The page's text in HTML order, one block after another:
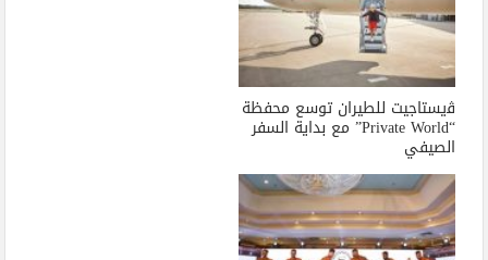
ﭬيستاجيت للطيران توسع محفظة
“Private World” مع بداية السفر
الصيفي